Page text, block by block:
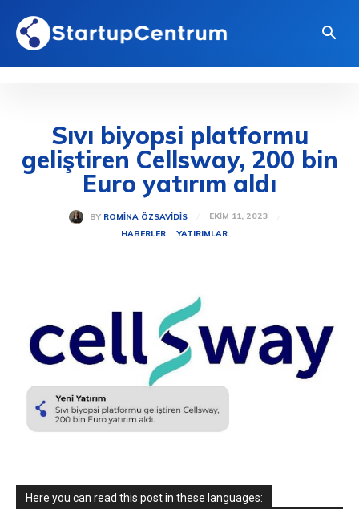
Sıvı biyopsi platformu
geliştiren Cellsway, 200 bin
Euro yatırım aldı
BY ROMINA ÖZSAVIDIS
EKIM 11, 2023
HABERLER
YATIRIMLAR
Here you can read this post in these languages: